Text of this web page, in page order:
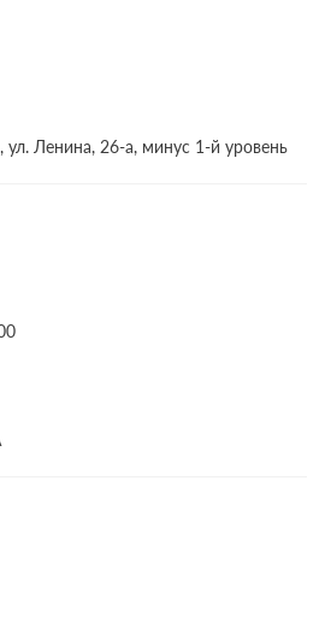
ул. Ленина, 26-а, минус 1-й уровень